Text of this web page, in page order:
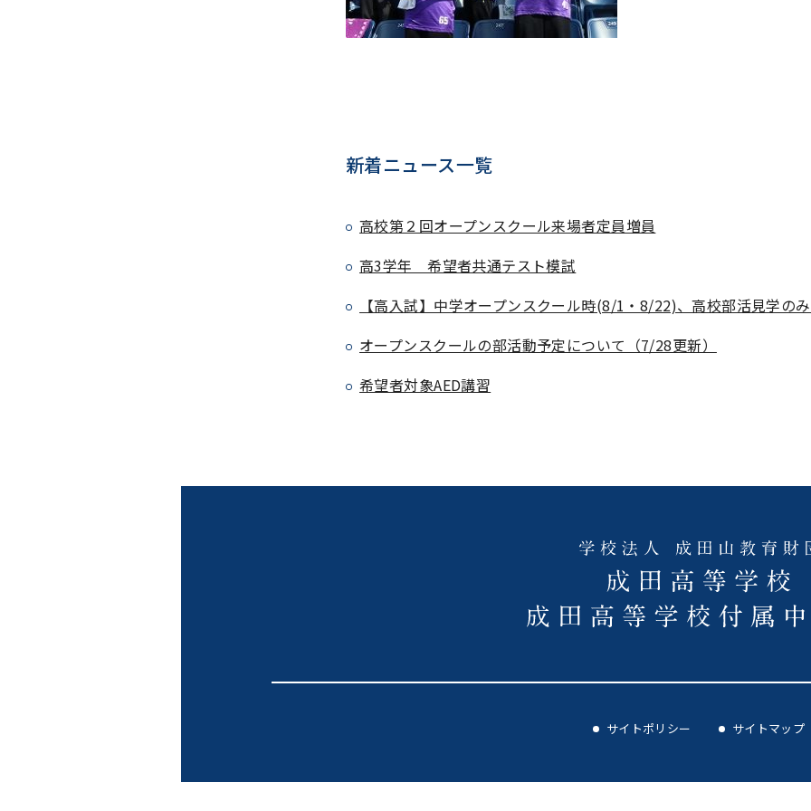
新着ニュース一覧
高校第２回オープンスクール来場者定員増員
高3学年 希望者共通テスト模試
【高入試】中学オープンスクール時(8/1・8/22)、高校部活見学の
オープンスクールの部活動予定について（7/28更新）
希望者対象AED講習
サイトポリシー サイトマップ